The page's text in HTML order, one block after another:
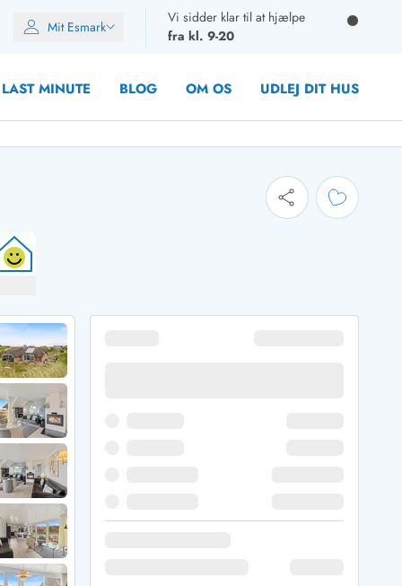
Mit Esmark
Vi sidder klar til at hjælpe
fra kl. 9-20
LAST MINUTE BLOG OM OS UDLEJ DIT HUS